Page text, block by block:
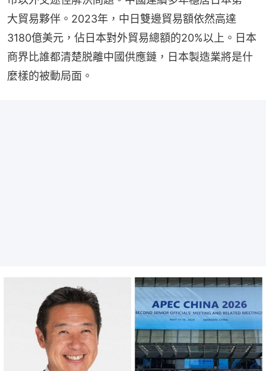
大貿易夥伴。2023年，中日雙邊貿易額依然高達
3180億美元，佔日本對外貿易總額的20%以上。日本
商界比誰都清楚脱離中國供應鏈，日本製造業將是什
麼樣的被動局面。